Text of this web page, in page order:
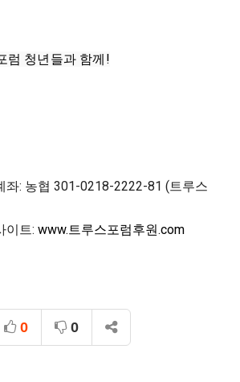
럼 청년들과 함께!
좌: 농협 301-0218-2222-81 (트루스
이트: www.트루스포럼후원.com
0 0